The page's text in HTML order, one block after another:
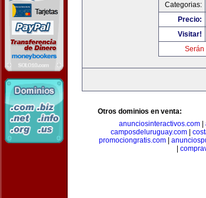
Categorias:
Precio:
Visitar!
Serán
Otros dominios en venta:
anunciosinteractivos.com|
camposdeluruguay.com|
promociongratis.com